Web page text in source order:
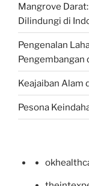
Mangrove
Dilindungi di
Pengenalan
Pengembangan
Keajaiban Alam
Pesona